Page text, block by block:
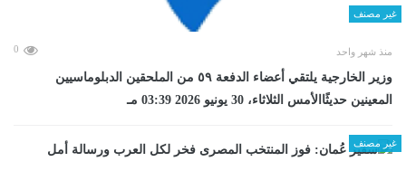
غير مصنف
منذ شهر واحد 0
وزير الخارجية يلتقي أعضاء الدفعة ٥٩ من الملحقين الدبلوماسيين
المعينين حديثًاالأمس الثلاثاء، 30 يونيو 2026 03:39 مـ
غير مصنف